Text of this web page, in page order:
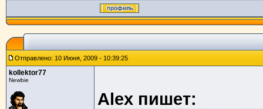
Отправлено: 10 Июня, 2009 - 10:39:25
kollektor77
Newbie
Alex пишет: